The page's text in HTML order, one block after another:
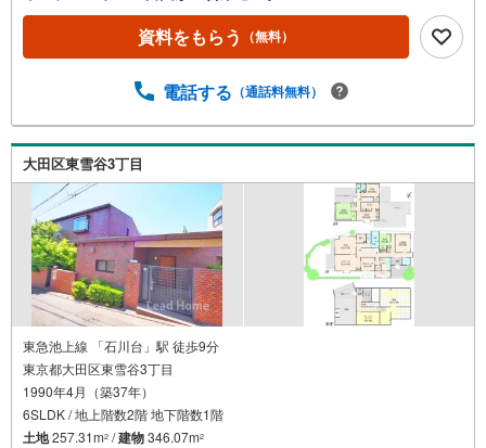
とスムーズにご案内が可能です。◎現地のご案内につい
て・平日や夜遅い時間帯もご案内が可能 ※定休日を除く・
経験豊富なスタッフが物件詳細を丁寧にご説明いたしま
ます。・チャイルドシートのご用意ございます。◎個別FP
歓迎です！年間8000棟以上の限定物件を発表しているオー
プンハウスだから出会える物件が多数ございます。ぜひお
気軽にご連絡・ご相談ください！※限定物件:当社のみ、も
しくは当社を含めた数社でのみご紹介可能なオープンハウ
ス・ディベロップメントの物件
資料をもらう （無料）
電話する （通話料無料）
大田区東雪谷3丁目
東急池上線 「石川台」駅 徒歩9分
東京都大田区東雪谷3丁目
1990年4月（築37年）
6SLDK / 地上階数2階 地下階数1階
土地257.31m2 /建物346.07m2